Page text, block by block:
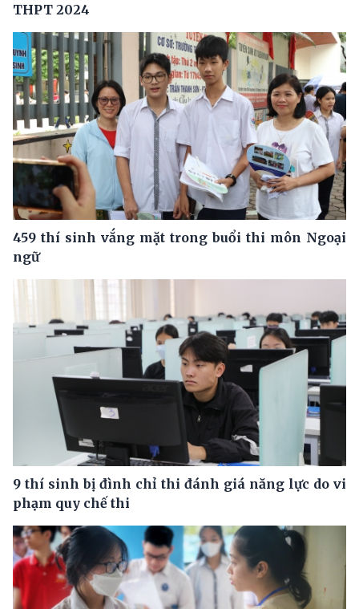
THPT 2024
459 thí sinh vắng mặt trong buổi thi môn Ngoại
ngữ
9 thí sinh bị đình chỉ thi đánh giá năng lực do vi
phạm quy chế thi